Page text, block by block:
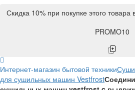
Скидка 10% при покупке этого
PROMO10
Интернет-магазин бытовой техники
для сушильных машин Vestfrost